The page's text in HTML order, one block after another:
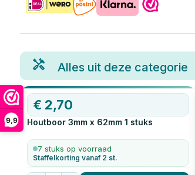
9,9
Alles uit deze categorie
€ 2,70
Houtboor 3mm x 62mm 1 stuks
7 stuks op voorraad
Staffelkorting vanaf 2 st.